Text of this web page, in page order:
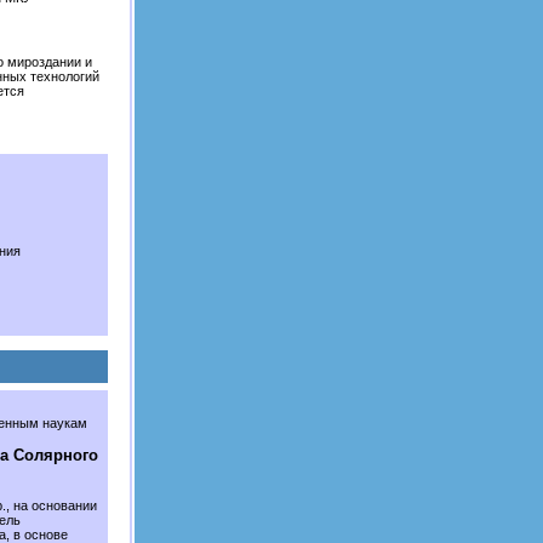
мироздании и
технологий
наукам
Солярного
на основании
в основе